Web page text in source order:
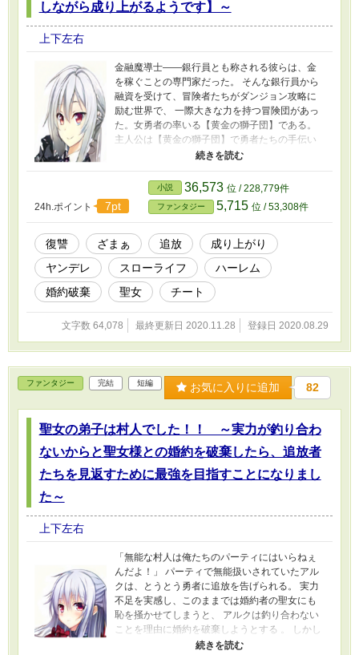
しながら成り上がるようです】～
上下左右
金融魔導士――銀行員とも称される彼らは、金
を稼ぐことの専門家だった。 そんな銀行員から
融資を受けて、冒険者たちがダンジョン攻略に
励む世界で、 一際大きな力を持つ冒険団があっ
た。女勇者の率いる【黄金の獅子団】である。
主人公は【黄金の獅子団】で勇者たちの手伝い
をしていたが、 ある時、女勇者の裏切りにより
時間の流れが停滞する空間へと封印されてしま
う 主人公は無限に等しい時間を利用し、復讐を
成し遂げるために金融魔導士へと転職する。 そ
して長い年月が過ぎ、最強の力を手に入れた彼
は転生することで空間から脱出した。 しかし主
人公にとって予想外の出来事が起きる。転生先
は彼を裏切った女勇者の弟だったのだ。 子供の
姿になった主人公は大貴族の四男坊として、地
方の領主の座と、系列の地方銀行を任される 主
人公は領地経営をしながら、地方銀行を経営
し、スローライフを過ごす。 そして成果を挙げ
ることで、女勇者への復讐を果たすのだった。
24h.ポイント 7pt
小説 36,573 位 / 228,779件
ファンタジー 5,715 位 / 53,308件
復讐 ざまぁ 追放
成り上がり
ヤンデレ
スローライフ
ハーレム
婚約破棄
聖女 チート
文字数 64,078 最終更新日 2020.11.28 登録日 2020.08.29
ファンタジー 完結 短編 お気に入りに追加 82
聖女の弟子は村人でした！！ ～実力が釣り合わ
ないからと聖女様との婚約を破棄したら、追放者
たちを見返すために最強を目指すことになりまし
た～
上下左右
「無能な村人は俺たちのパーティにはいらねぇ
んだよ！」 パーティで無能扱いされていたアル
クは、とうとう勇者に追放を告げられる。 実力
不足を実感し、このままでは婚約者の聖女にも
恥を掻かせてしまうと、 アルクは釣り合わない
ことを理由に婚約を破棄しようとする 。 しかし
聖女は引き下がらなかった。 「釣り合わないの